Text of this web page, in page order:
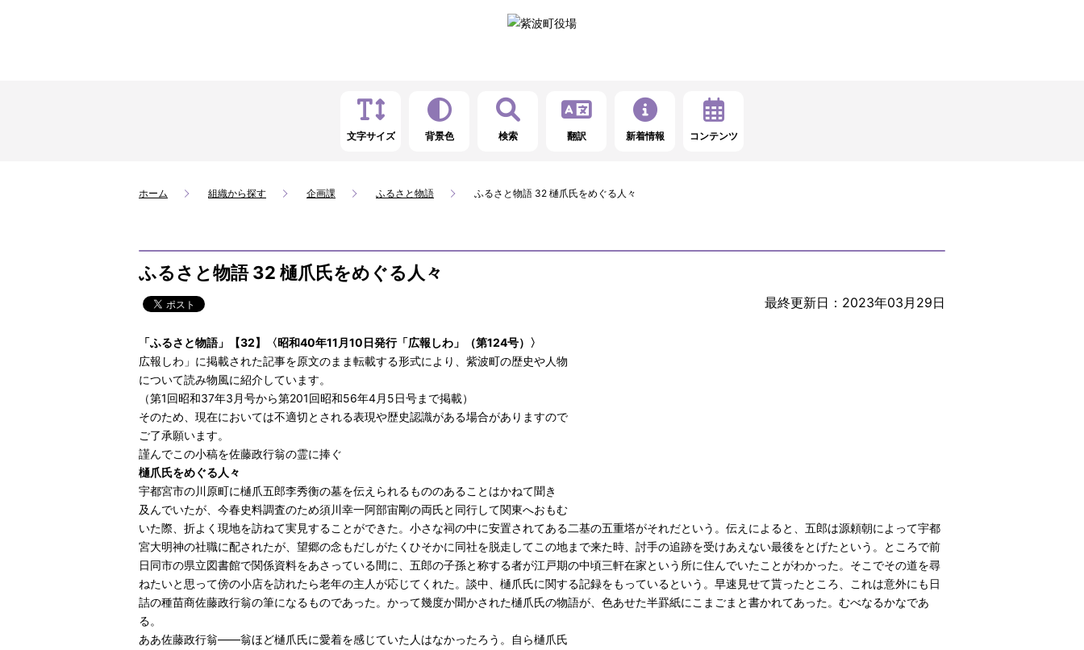
文字サイズ 背景色 検索 翻訳 新着情報 コンテンツ
ホーム 組織から探す 企画課 ふるさと物語 ふるさと物語 32 樋爪氏をめぐる人々
ふるさと物語 32 樋爪氏をめぐる人々
最終更新日：2023年03月29日
「ふるさと物語」【32】〈昭和40年11月10日発行「広報しわ」（第124号）〉
広報しわ」に掲載された記事を原文のまま転載する形式により、紫波町の歴史や人物
について読み物風に紹介しています。
（第1回昭和37年3月号から第201回昭和56年4月5日号まで掲載）
そのため、現在においては不適切とされる表現や歴史認識がある場合がありますので
ご了承願います。
謹んでこの小稿を佐藤政行翁の霊に捧ぐ
樋爪氏をめぐる人々
宇都宮市の川原町に樋爪五郎李秀衡の墓を伝えられるもののあることはかねて聞き
及んでいたが、今春史料調査のため須川幸一阿部宙剛の両氏と同行して関東へおもむ
いた際、折よく現地を訪ねて実見することができた。小さな祠の中に安置されてある二基の五重塔がそれだという。伝えによると、五郎は源頼朝によって宇都
宮大明神の社職に配されたが、望郷の念もだしがたくひそかに同社を脱走してこの地まで来た時、討手の追跡を受けあえない最後をとげたという。ところで前
日同市の県立図書館で関係資料をあさっている間に、五郎の子孫と称する者が江戸期の中頃三軒在家という所に住んでいたことがわかった。そこでその道を尋
ねたいと思って傍の小店を訪れたら老年の主人が応じてくれた。談中、樋爪氏に関する記録をもっているという。早速見せて貰ったところ、これは意外にも日
詰の種苗商佐藤政行翁の筆になるものであった。かって幾度か聞かされた樋爪氏の物語が、色あせた半罫紙にこまごまと書かれてあった。むべなるかなであ
る。
ああ佐藤政行翁——翁ほど樋爪氏に愛着を感じていた人はなかったろう。自ら樋爪氏